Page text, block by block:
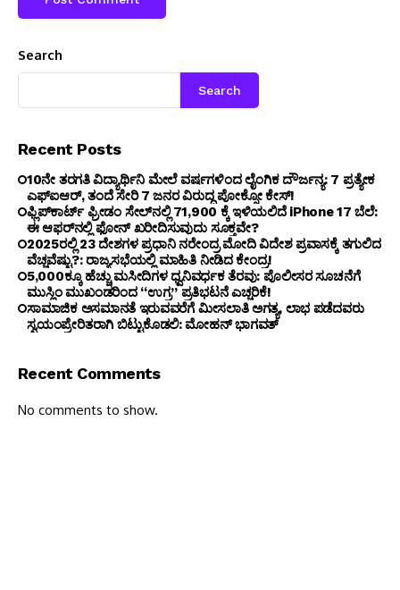
Search
Search
Recent Posts
10ನೇ ತರಗತಿ ವಿದ್ಯಾರ್ಥಿನಿ ಮೇಲೆ ವರ್ಷಗಳಿಂದ ಲೈಂಗಿಕ ದೌರ್ಜನ್ಯ: 7 ಪ್ರತ್ಯೇಕ
ಎಫ್ಐಆರ್, ತಂದೆ ಸೇರಿ 7 ಜನರ ವಿರುದ್ಧ ಪೋಕ್ಸೋ ಕೇಸ್!
ಫ್ಲಿಪ್‌ಕಾರ್ಟ್ ಫ್ರೀಡಂ ಸೇಲ್‌ನಲ್ಲಿ ₹71,900 ಕ್ಕೆ ಇಳಿಯಲಿದೆ iPhone 17 ಬೆಲೆ:
ಈ ಆಫರ್‌ನಲ್ಲಿ ಫೋನ್ ಖರೀದಿಸುವುದು ಸೂಕ್ತವೇ?
2025ರಲ್ಲಿ 23 ದೇಶಗಳ ಪ್ರಧಾನಿ ನರೇಂದ್ರ ಮೋದಿ ವಿದೇಶ ಪ್ರವಾಸಕ್ಕೆ ತಗುಲಿದ
ವೆಚ್ಚವೆಷ್ಟು?: ರಾಜ್ಯಸಭೆಯಲ್ಲಿ ಮಾಹಿತಿ ನೀಡಿದ ಕೇಂದ್ರ!
5,000ಕ್ಕೂ ಹೆಚ್ಚು ಮಸೀದಿಗಳ ಧ್ವನಿವರ್ಧಕ ತೆರವು: ಪೊಲೀಸರ ಸೂಚನೆಗೆ
ಮುಸ್ಲಿಂ ಮುಖಂಡರಿಂದ “ಉಗ್ರ” ಪ್ರತಿಭಟನೆ ಎಚ್ಚರಿಕೆ!
ಸಾಮಾಜಿಕ ಅಸಮಾನತೆ ಇರುವವರೆಗೆ ಮೀಸಲಾತಿ ಅಗತ್ಯ, ಲಾಭ ಪಡೆದವರು
ಸ್ವಯಂಪ್ರೇರಿತರಾಗಿ ಬಿಟ್ಟುಕೊಡಲಿ: ಮೋಹನ್ ಭಾಗವತ್
Recent Comments
No comments to show.